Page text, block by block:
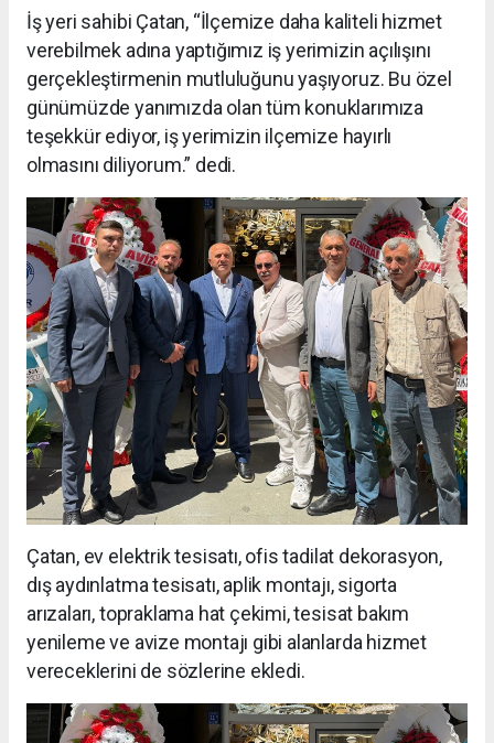
İş yeri sahibi Çatan, “İlçemize daha kaliteli hizmet
verebilmek adına yaptığımız iş yerimizin açılışını
gerçekleştirmenin mutluluğunu yaşıyoruz. Bu özel
günümüzde yanımızda olan tüm konuklarımıza
teşekkür ediyor, iş yerimizin ilçemize hayırlı
olmasını diliyorum.” dedi.
Çatan, ev elektrik tesisatı, ofis tadilat dekorasyon,
dış aydınlatma tesisatı, aplik montajı, sigorta
arızaları, topraklama hat çekimi, tesisat bakım
yenileme ve avize montajı gibi alanlarda hizmet
vereceklerini de sözlerine ekledi.